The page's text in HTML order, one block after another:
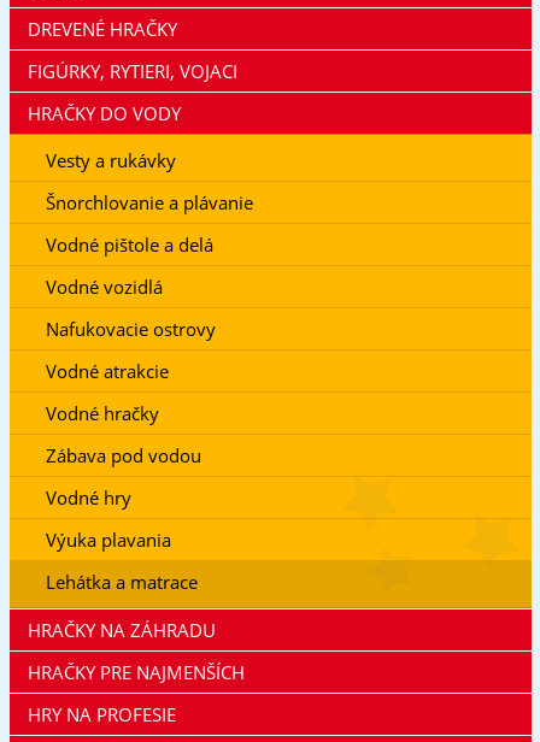
DREVENÉ HRAČKY
FIGÚRKY, RYTIERI, VOJACI
HRAČKY DO VODY
Vesty a rukávky
Šnorchlovanie a plávanie
Vodné pištole a delá
Vodné vozidlá
Nafukovacie ostrovy
Vodné atrakcie
Vodné hračky
Zábava pod vodou
Vodné hry
Výuka plavania
Lehátka a matrace
HRAČKY NA ZÁHRADU
HRAČKY PRE NAJMENŠÍCH
HRY NA PROFESIE